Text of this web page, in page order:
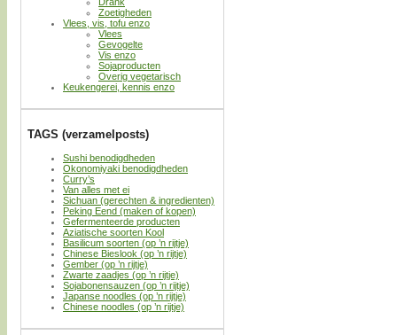
Zoetigheden
Vlees, vis, tofu enzo
Vlees
Gevogelte
Vis enzo
Sojaproducten
Overig vegetarisch
Keukengerei, kennis enzo
TAGS (verzamelposts)
Sushi benodigdheden
Okonomiyaki benodigdheden
Curry’s
Van alles met ei
Sichuan (gerechten & ingredienten)
Peking Eend (maken of kopen)
Gefermenteerde producten
Aziatische soorten Kool
Basilicum soorten (op ’n rijtje)
Chinese Bieslook (op ’n rijtje)
Gember (op ’n rijtje)
Zwarte zaadjes (op ’n rijtje)
Sojabonensauzen (op ’n rijtje)
Japanse noodles (op ’n rijtje)
Chinese noodles (op ’n rijtje)